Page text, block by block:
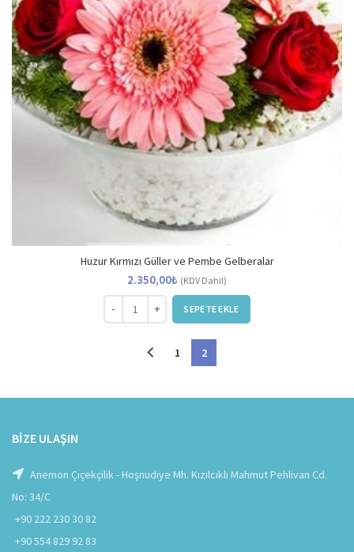
Huzur Kırmızı Güller ve Pembe Gelberalar
2.350,00₺ (KDV Dahil)
Huzur Kırmızı Güller ve Pembe Gelberalar adet
SEPETE EKLE
1 2
BIZE ULAŞIN
Anemon Çiçekçilik - Hoşnudiye Mh. Kızılcıklı Mahmut Pehlivan Cd.
No: 34/C
+90 222 230 30 82
+90 554 829 92 83